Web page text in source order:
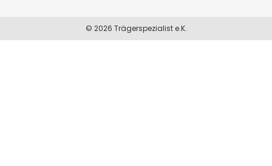
© 2026 Trägerspezialist e.K.